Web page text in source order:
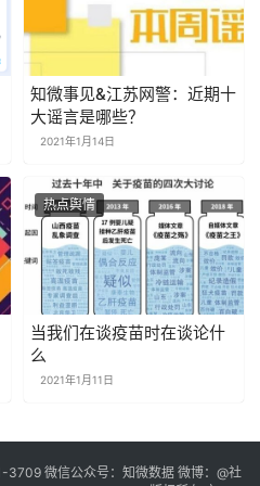
知微事见&江苏网警：近期十
大谣言是哪些？
2021年1月14日
热点舆情
当我们在谈疫苗时在谈论什
么
2021年1月11日
微信公众号：知微数据 微博： @社